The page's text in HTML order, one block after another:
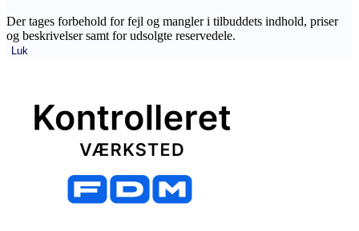
Der tages forbehold for fejl og mangler i tilbuddets indhold, priser
og beskrivelser samt for udsolgte reservedele.
Luk